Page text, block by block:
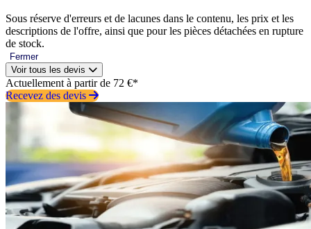
Sous réserve d'erreurs et de lacunes dans le contenu, les prix et les
descriptions de l'offre, ainsi que pour les pièces détachées en rupture
de stock.
Fermer
Voir tous les devis
Actuellement à partir de 72 €*
Recevez des devis